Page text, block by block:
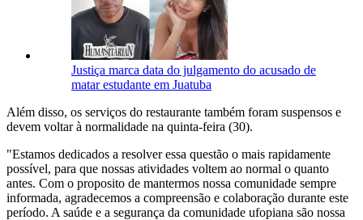
Justiça marca data do julgamento do acusado de
matar estudante em Juatuba
Além disso, os serviços do restaurante também foram suspensos e
devem voltar à normalidade na quinta-feira (30).
"Estamos dedicados a resolver essa questão o mais rapidamente
possível, para que nossas atividades voltem ao normal o quanto
antes. Com o proposito de mantermos nossa comunidade sempre
informada, agradecemos a compreensão e colaboração durante este
período. A saúde e a segurança da comunidade ufopiana são nossa